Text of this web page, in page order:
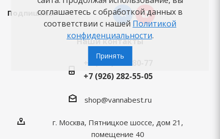
Подпишись:
Наши контакты
+7 (495) 125-80-77
+7 (926) 282-55-05
shop@vannabest.ru
г. Москва, Пятницкое шоссе, дом 21,
помещение 40
соглашаетесь с обработкой данных в
соответствии с нашей Политикой
конфиденциальности.
Принять